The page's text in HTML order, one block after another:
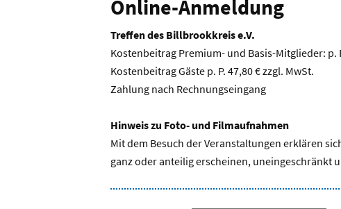
Online-Anmeldung
Treffen des Billbrookkreis e.V.
Kostenbeitrag Premium- und Basis-Mitglieder: p.
Kostenbeitrag Gäste p. P. 47,80 € zzgl. MwSt.
Zahlung nach Rechnungseingang
Hinweis zu Foto- und Filmaufnahmen
Mit dem Besuch der Veranstaltungen erklären
ganz oder anteilig erscheinen,